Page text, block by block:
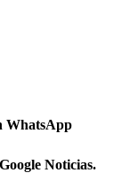
WhatsApp
Noticias.